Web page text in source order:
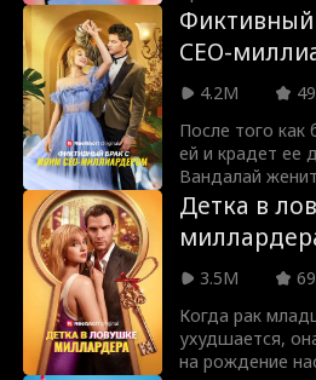
Внезапный брак
Домохозяйка Ella
Мужчина Addison
Независимая же
нщина
те
Richard Sharrah
Суровый генерал
забавных
могилу. Но
где ещё
бросил:
труп».
СЕО-
4.2M
После того
ей и крадет ее
Вандалай
взгляда. Но он
тайно самый
стране. Что
И смогут ли они
истинные
любопытных
Сам?
Детка в
3.5M
Когда рак
ухудшается,
на рождение